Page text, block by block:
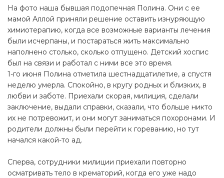
На фото наша бывшая подопечная Полина. Они с ее
мамой Аллой приняли решение оставить изнуряющую
химиотерапию, когда все возможные варианты лечения
были исчерпаны, и постараться жить максимально
наполнено столько, сколько отпущено. Детский хоспис
был на связи и работал с ними все это время.
1-го июня Полина отметила шестнадцатилетие, а спустя
неделю умерла. Спокойно, в кругу родных и близких, в
любви и заботе. Приехали скорая, милиция, сделали
заключение, выдали справки, сказали, что больше никто
их не потревожит, и они могут заниматься похоронами. И
родители должны были перейти к гореванию, но тут
начался какой-то ад.
Сперва, сотрудники милиции приехали повторно
осматривать тело в крематорий, когда его уже надо